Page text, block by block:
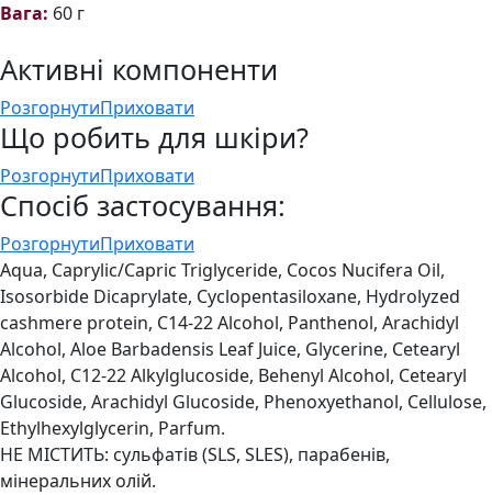
Вага: 60 г
Активні компоненти
РозгорнутиПриховати
Що робить для шкіри?
РозгорнутиПриховати
Спосіб застосування:
РозгорнутиПриховати
Aqua, Caprylic/Capric Triglyceride, Cocos Nucifera Oil,
Isosorbide Dicaprylate, Cyclopentasiloxane, Hydrolyzed
cashmere protein, C14-22 Alcohol, Panthenol, Arachidyl
Alcohol, Aloe Barbadensis Leaf Juice, Glycerine, Cetearyl
Alcohol, C12-22 Alkylglucoside, Behenyl Alcohol, Cetearyl
Gluсoside, Arachidyl Glucoside, Phenoxyethanol, Cellulose,
Ethylhexylglycerin, Parfum.
НЕ МІСТИТЬ: сульфатів (SLS, SLES), парабенів,
мінеральних олій.